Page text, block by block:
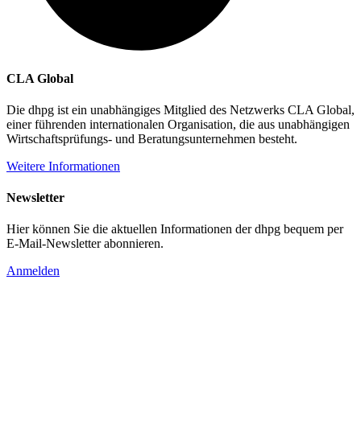
CLA Global
Die dhpg ist ein unabhängiges Mitglied des Netzwerks CLA Global,
einer führenden internationalen Organisation, die aus unabhängigen
Wirtschaftsprüfungs- und Beratungsunternehmen besteht.
Weitere Informationen
Newsletter
Hier können Sie die aktuellen Informationen der dhpg bequem per
E-Mail-Newsletter abonnieren.
Anmelden